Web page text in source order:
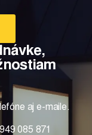
aj e-maile.
085 871